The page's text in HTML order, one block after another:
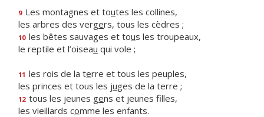
9 Les montagnes et toutes les collines,
les arbres des vergers, tous les cèdres ;
10 les bêtes sauvages et tous les troupeaux,
le reptile et l’oiseau qui vole ;
11 les rois de la terre et tous les peuples,
les princes et tous les juges de la terre ;
12 tous les jeunes gens et jeunes filles,
les vieillards comme les enfants.